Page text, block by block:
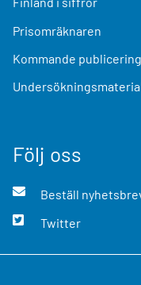
Prisomräknaren
Kommande
Följ oss
Beställ
Twitter